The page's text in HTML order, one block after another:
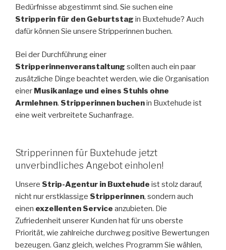
Bedürfnisse abgestimmt sind. Sie suchen eine
Stripperin für den Geburtstag in Buxtehude? Auch
dafür können Sie unsere Stripperinnen buchen.
Bei der Durchführung einer
Stripperinnenveranstaltung sollten auch ein paar
zusätzliche Dinge beachtet werden, wie die Organisation
einer Musikanlage und eines Stuhls ohne
Armlehnen. Stripperinnen buchenin Buxtehude ist
eine weit verbreitete Suchanfrage.
Stripperinnen für Buxtehude jetzt
unverbindliches Angebot einholen!
Unsere Strip-Agentur in Buxtehude ist stolz darauf,
nicht nur erstklassige Stripperinnen, sondern auch
einen exzellenten Service anzubieten. Die
Zufriedenheit unserer Kunden hat für uns oberste
Priorität, wie zahlreiche durchweg positive Bewertungen
bezeugen. Ganz gleich, welches Programm Sie wählen,